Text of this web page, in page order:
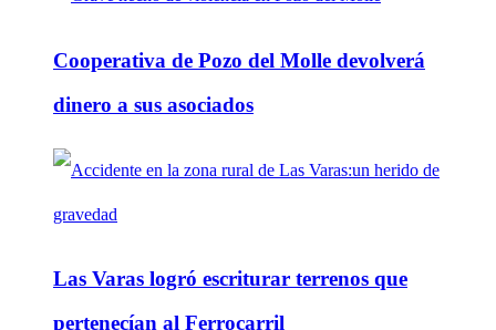
Cooperativa de Pozo del Molle devolverá
dinero a sus asociados
Las Varas logró escriturar terrenos que
pertenecían al Ferrocarril